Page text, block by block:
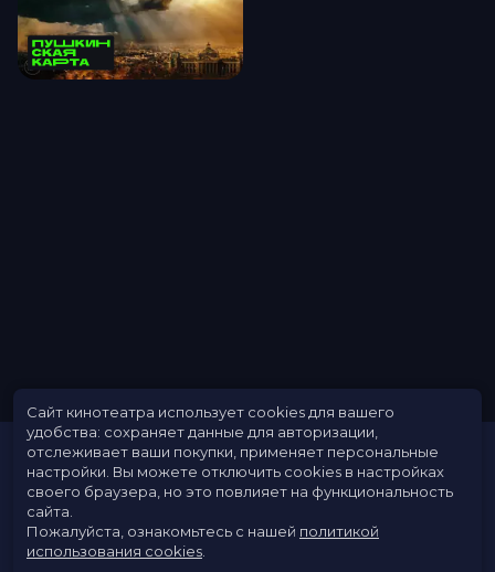
Расписание
Сайт кинотеатра использует cookies для вашего
удобства: сохраняет данные для авторизации,
отслеживает ваши покупки, применяет персональные
настройки. Вы можете отключить cookies в настройках
своего браузера, но это повлияет на функциональность
сайта.
Пожалуйста, ознакомьтесь с нашей политикой
использования cookies